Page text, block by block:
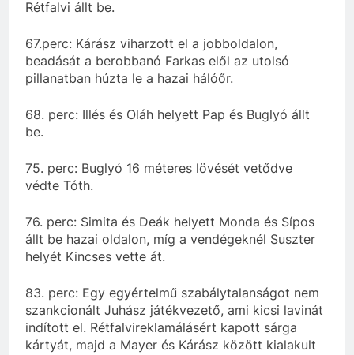
Rétfalvi állt be.
67.perc: Kárász viharzott el a jobboldalon,
beadását a berobbanó Farkas elől az utolsó
pillanatban húzta le a hazai hálóőr.
68. perc: Illés és Oláh helyett Pap és Buglyó állt
be.
75. perc: Buglyó 16 méteres lövését vetődve
védte Tóth.
76. perc: Simita és Deák helyett Monda és Sípos
állt be hazai oldalon, míg a vendégeknél Suszter
helyét Kincses vette át.
83. perc: Egy egyértelmű szabálytalanságot nem
szankcionált Juhász játékvezető, ami kicsi lavinát
indított el. Rétfalvireklamálásért kapott sárga
kártyát, majd a Mayer és Kárász között kialakult